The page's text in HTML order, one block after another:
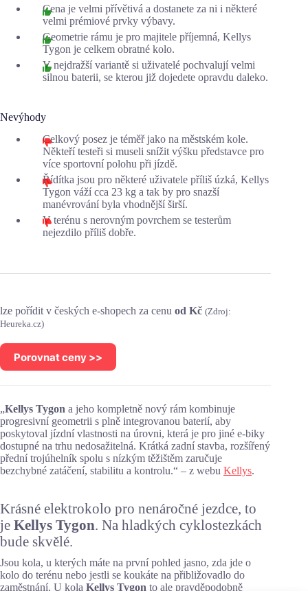
Cena je velmi přívětivá a dostanete za ni i některé
velmi prémiové prvky výbavy.
Geometrie rámu je pro majitele příjemná, Kellys
Tygon je celkem obratné kolo.
V nejdražší variantě si uživatelé pochvalují velmi
silnou baterii, se kterou již dojedete opravdu daleko.
Nevýhody
Celkový posez je téměř jako na městském kole.
Někteří testeři si museli snížit výšku představce pro
více sportovní polohu při jízdě.
Řídítka jsou pro některé uživatele příliš úzká, Kellys
Tygon váží cca 23 kg a tak by pro snazší
manévrování byla vhodnější širší.
V terénu s nerovným povrchem se testerům
nejezdilo příliš dobře.
lze pořídit v českých e-shopech za cenu od Kč (Zdroj:
Heureka.cz)
Porovnat ceny >>
„Kellys Tygon a jeho kompletně nový rám kombinuje
progresivní geometrii s plně integrovanou baterií, aby
poskytoval jízdní vlastnosti na úrovni, která je pro jiné e-biky
dostupné na trhu nedosažitelná. Krátká zadní stavba, rozšířený
přední trojúhelník spolu s nízkým těžištěm zaručuje
bezchybné zatáčení, stabilitu a kontrolu.“ – z webu Kellys.
Krásné elektrokolo pro nenáročné jezdce, to
je Kellys Tygon. Na hladkých cyklostezkách
bude skvělé.
Jsou kola, u kterých máte na první pohled jasno, zda jde o
kolo do terénu nebo jestli se koukáte na přibližovadlo do
zaměstnání. U kola Kellys Tygon to ale pravděpodobně